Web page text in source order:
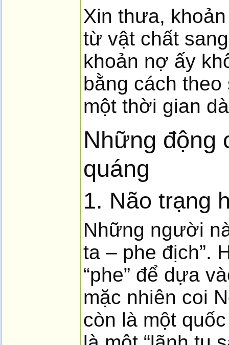
Xin thưa,
từ vật chất
khoản nợ ấy
bằng cách
một thời gian
Những động
quáng
1. Não trạng
Những người
ta – phe địch”.
“phe” để dựa
mặc nhiên coi
còn là một